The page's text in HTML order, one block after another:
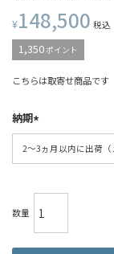
¥148,500 税込
1,350ポイント
こちらは取寄せ商品です
納期